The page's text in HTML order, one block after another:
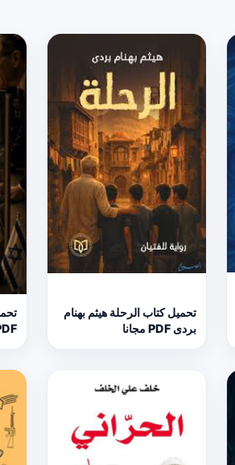
تحميل كتاب الرحلة هيثم بهنام
بردى PDF مجانا